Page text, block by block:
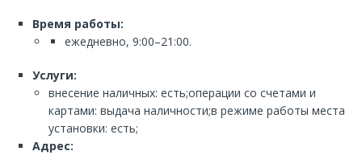
Время работы:
ежедневно, 9:00–21:00.
Услуги:
внесение наличных: есть;операции со счетами и
картами: выдача наличности;в режиме работы места
установки: есть;
Адрес: